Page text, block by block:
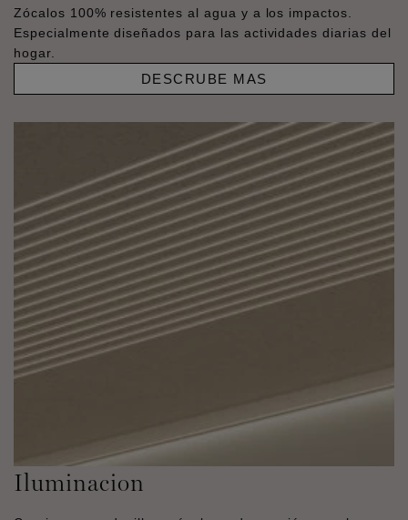
Zócalos 100% resistentes al agua y a los impactos.
Especialmente diseñados para las actividades diarias del
hogar.
DESCRUBE MAS
Iluminacion